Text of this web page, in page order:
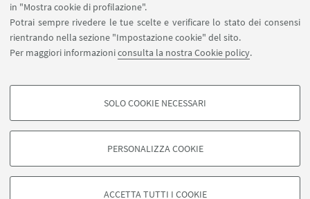
in "Mostra cookie di profilazione".
Potrai sempre rivedere le tue scelte e verificare lo stato dei consensi
rientrando nella sezione "Impostazione cookie" del sito.
Per maggiori informazioniconsulta la nostra Cookie policy.
COOKIE DI PROFILAZIONE - FACOLTATIVI
degli utenti, creare profili in base al loro comportamento sul sito, per analisi
di marketing.
SOLO COOKIE NECESSARI
PERSONALIZZA COOKIE
ACCETTA TUTTI I COOKIE
IN EVIDENZA